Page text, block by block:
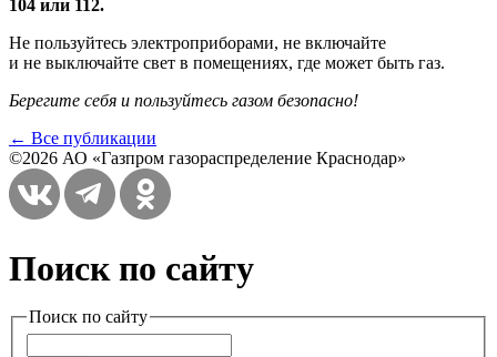
104 или 112.
Не пользуйтесь электроприборами, не включайте
и не выключайте свет в помещениях, где может быть газ.
Берегите себя и пользуйтесь газом безопасно!
← Все публикации
©2026 АО «Газпром газораспределение Краснодар»
Поиск по сайту
Поиск по сайту